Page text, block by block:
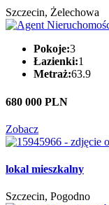
Szczecin, Żelechowa
Pokoje:3
Łazienki:1
Metraż:63.9
680 000 PLN
Zobacz
lokal mieszkalny
Szczecin, Pogodno